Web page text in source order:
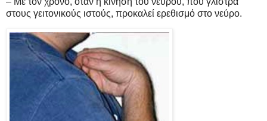
στους γειτονικούς ιστούς, προκαλεί ερεθισμό στο νεύρο.